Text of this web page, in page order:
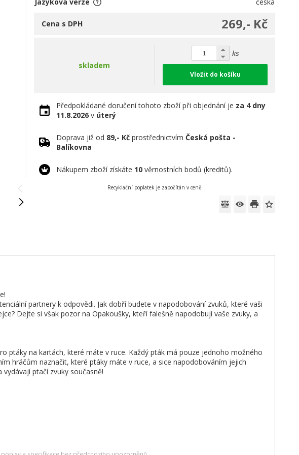
Jazyková verze
česká
269,- Kč
Cena s DPH
skladem
ks
Vložit do košíku
Předpokládané doručení tohoto zboží při objednání je za 4 dny
11.8.2026 v úterý
Doprava již od 89,- Kč prostřednictvímČeská pošta -
Balíkovna
Nákupem zboží získáte 10 věrnostních bodů (kreditů).
Recyklační poplatek je započítán v ceně
partnery k odpovědi. Jak dobří budete v napodobování zvuků, které vaši
Dejte si však pozor na Opakoušky, kteří falešně napodobují vaše zvuky, a
ptáky na kartách, které máte v ruce. Každý pták má pouze jednoho možného
hráčům naznačit, které ptáky máte v ruce, a sice napodobováním jejich
ptačí zvuky současně!